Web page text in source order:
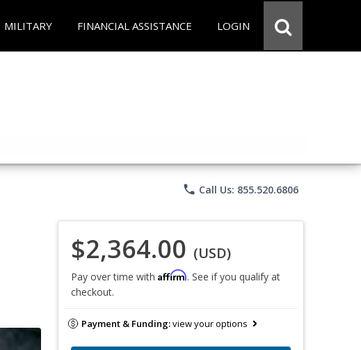
MILITARY FINANCIAL ASSISTANCE LOGIN
phone Call Us: 855.520.6806
$2,364.00 (USD)
Pay over time with Affirm. See if you qualify at
checkout.
Payment & Funding:view your options